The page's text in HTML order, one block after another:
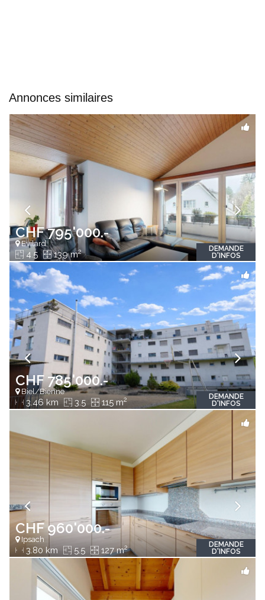
Annonces similaires
CHF 795'000.-
Evilard
4.5 139 m2
DEMANDE
D'INFOS
CHF 785'000.-
Biel/Bienne
3.46 km 3.5 115 m2
DEMANDE
D'INFOS
CHF 960'000.-
Ipsach
3.80 km 5.5 127 m2
DEMANDE
D'INFOS